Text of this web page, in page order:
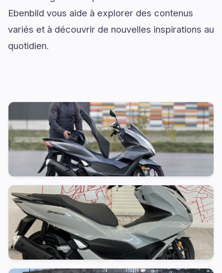
Ebenbild vous aide à explorer des contenus
variés et à découvrir de nouvelles inspirations au
quotidien.